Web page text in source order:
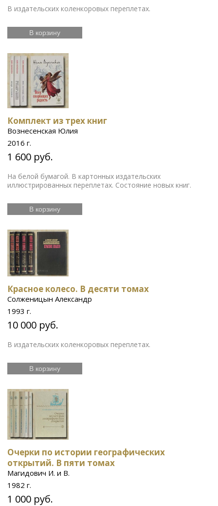
В издательских коленкоровых переплетах.
В корзину
Комплект из трех книг
Вознесенская Юлия
2016 г.
1 600 руб.
На белой бумагой. В картонных издательских
иллюстрированных переплетах. Состояние новых книг.
В корзину
Красное колесо. В десяти томах
Солженицын Александр
1993 г.
10 000 руб.
В издательских коленкоровых переплетах.
В корзину
Очерки по истории географических
открытий. В пяти томах
Магидович И. и В.
1982 г.
1 000 руб.